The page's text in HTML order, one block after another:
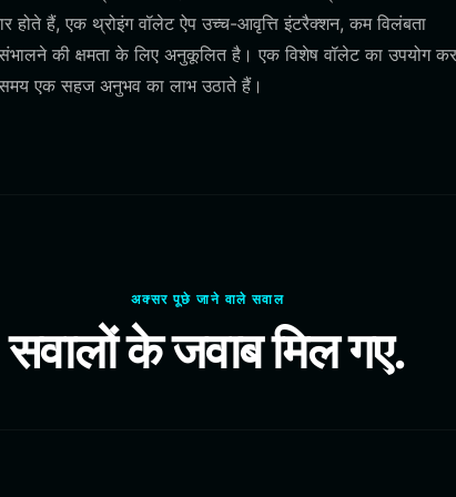
हैं, एक थ्रोइंग वॉलेट ऐप उच्च-आवृत्ति इंटरैक्शन, कम विलंबता
की क्षमता के लिए अनुकूलित है। एक विशेष वॉलेट का उपयोग
एक सहज अनुभव का लाभ उठाते हैं।
अक्सर पूछे जाने वाले सवाल
सवालों के जवाब मिल गए.